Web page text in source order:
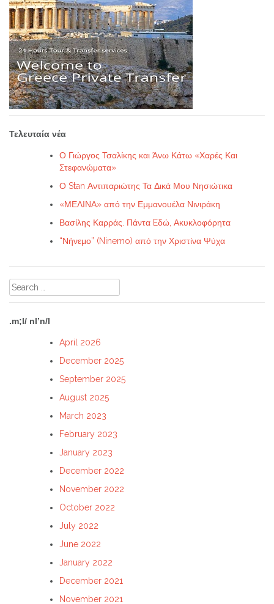
Τελευταία νέα
Ο Γιώργος Τσαλίκης και Άνω Κάτω «Χαρές Και
Στεφανώματα»
Ο Stan Αντιπαριώτης Τα Δικά Μου Νησιώτικα
«ΜΕΛΙΝΑ» από την Εμμανουέλα Νινιράκη
Βασίλης Καρράς. Πάντα Eδώ, Ακυκλοφόρητα
“Νήνεμο” (Ninemo) από την Χριστίνα Ψύχα
Search
for:
.m;l/ nl’n/l
April 2026
December 2025
September 2025
August 2025
March 2023
February 2023
January 2023
December 2022
November 2022
October 2022
July 2022
June 2022
January 2022
December 2021
November 2021